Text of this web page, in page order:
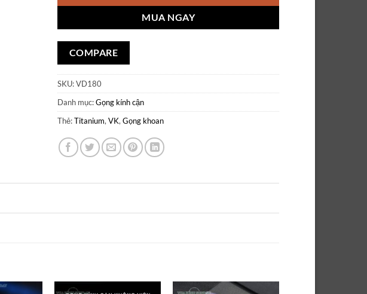
MUA NGAY
COMPARE
SKU:VD180
Danh mục:Gọng kính cận
Thẻ:Titanium,VK,Gọng khoan